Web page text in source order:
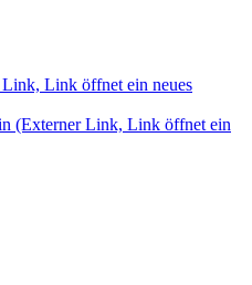
Link öffnet ein neues
(Externer Link, Link öffnet ein